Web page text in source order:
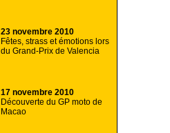
23 novembre 2010
Fêtes, strass et émotions lors
du Grand-Prix de Valencia
17 novembre 2010
Découverte du GP moto de
Macao